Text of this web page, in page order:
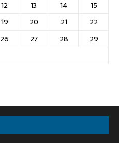
12 13 14
15
19 20 21
22
26 27 28
29